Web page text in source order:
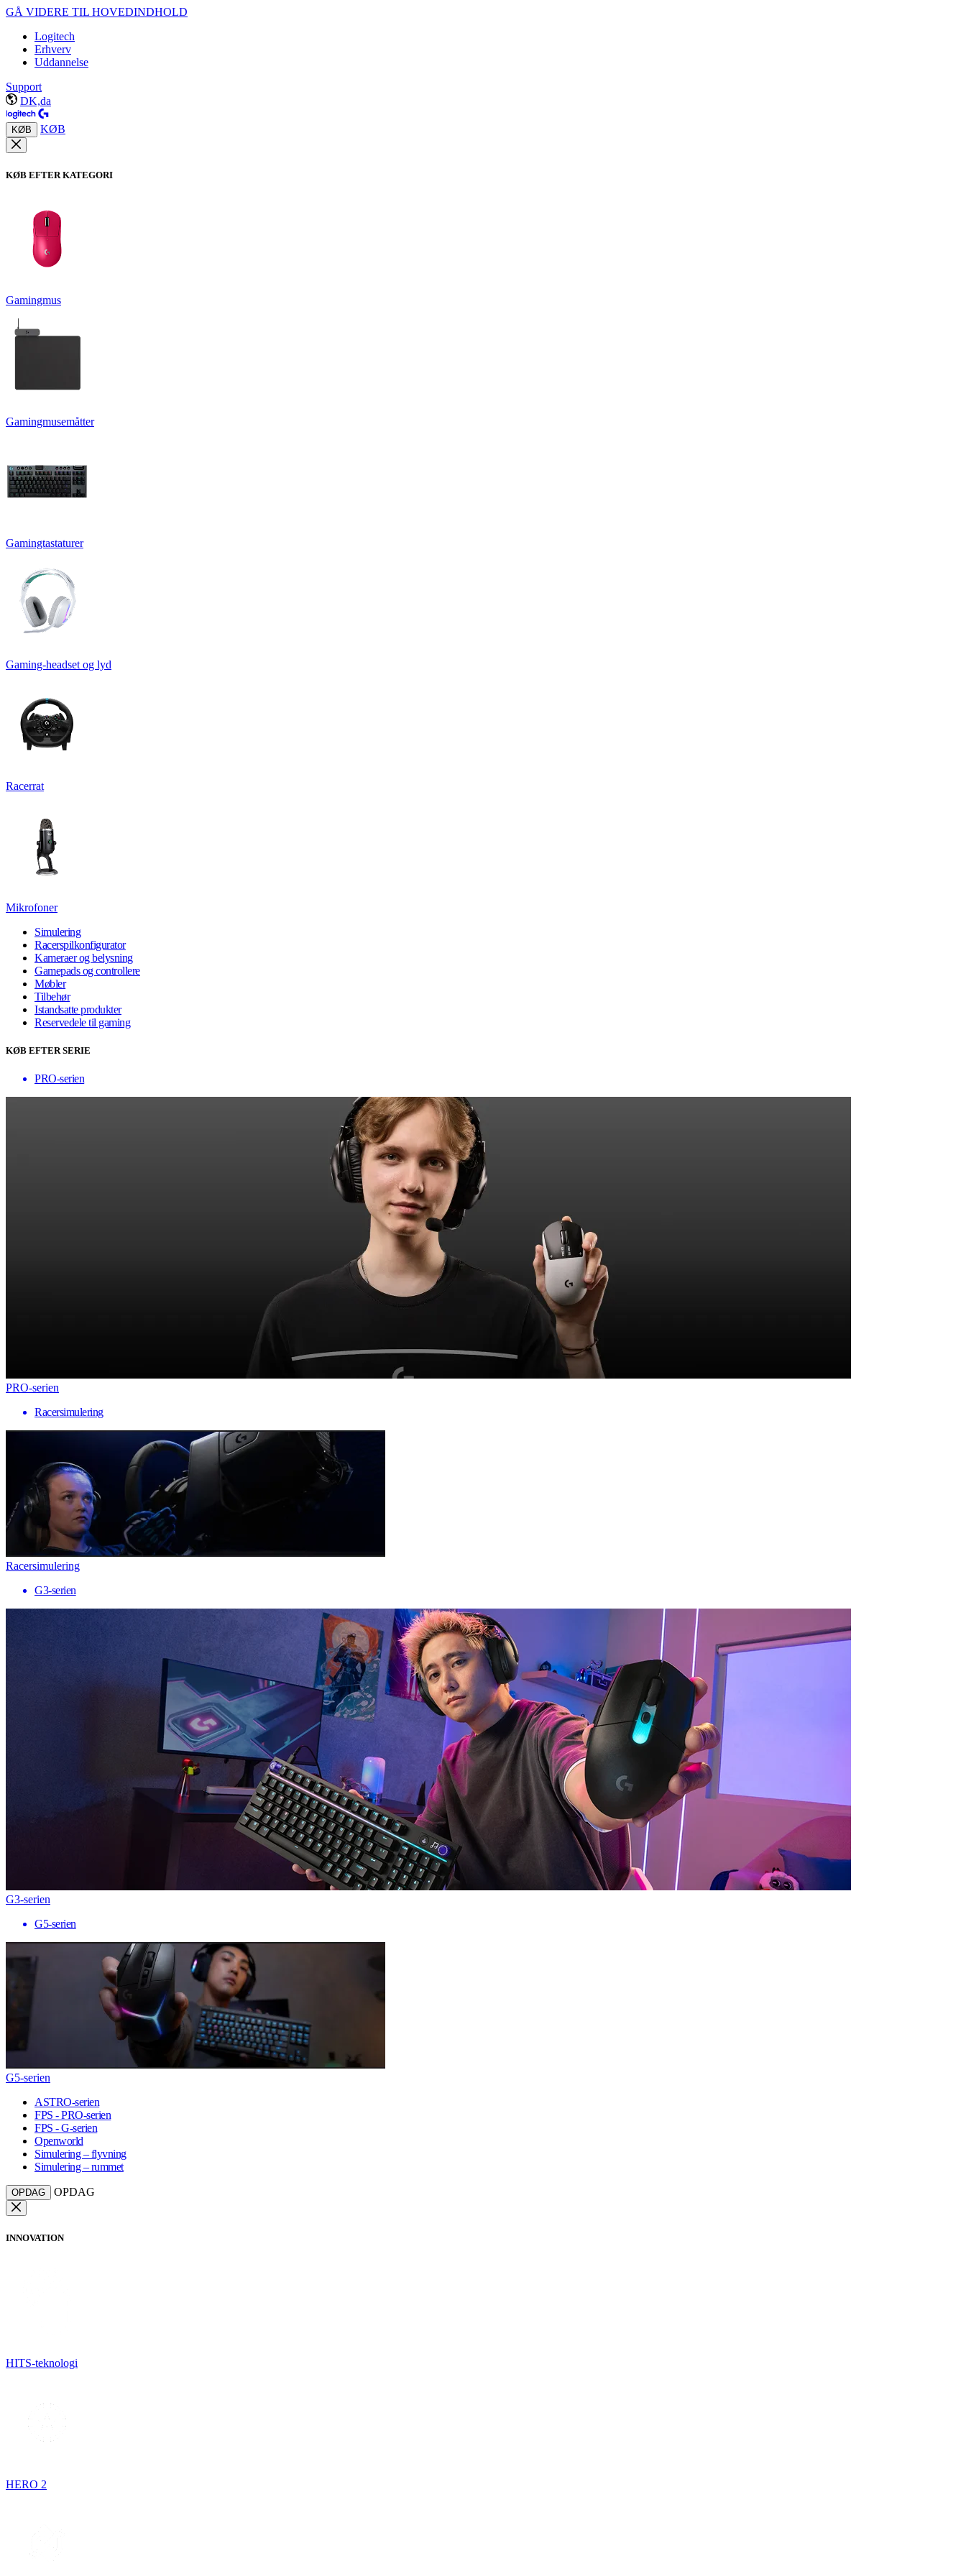
GÅ VIDERE TIL HOVEDINDHOLD
Logitech
Erhverv
Uddannelse
Support
DK,da
KØB KØB
KØB EFTER KATEGORI
Gamingmus
Gamingmusemåtter
Gamingtastaturer
Gaming-headset og lyd
Racerrat
Mikrofoner
Simulering
Racerspilkonfigurator
Kameraer og belysning
Gamepads og controllere
Møbler
Tilbehør
Istandsatte produkter
Reservedele til gaming
KØB EFTER SERIE
PRO-serien
PRO-serien
Racersimulering
Racersimulering
G3-serien
G3-serien
G5-serien
G5-serien
ASTRO-serien
FPS - PRO-serien
FPS - G-serien
Openworld
Simulering – flyvning
Simulering – rummet
OPDAG OPDAG
INNOVATION
HITS-teknologi
HERO 2